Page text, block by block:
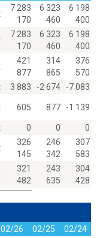
:
7 283
170
6 323
460
6 198
400
:
7 283
170
6 323
460
6 198
400
:
421
877
314
865
376
570
: 3 883 -2 674
-7 083
: 605 877 -1 139
: 0 0 0
:
326
145
246
342
307
583
:
321
482
243
635
304
428
02/26 02/25 02/24